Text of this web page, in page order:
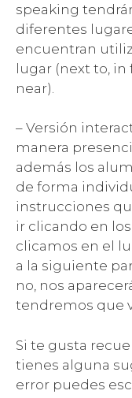
speaking
diferentes
encuentran
lugar (next to, in
near).
– Versión
manera
además los
de forma
instrucciones
ir clicando en
clicamos en el
a la siguiente
no, nos
tendremos que
Si te gusta
tienes alguna
error puedes